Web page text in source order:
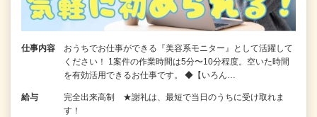
仕事内容
おうちでお仕事ができる『美容系モニター』として活躍して
ください！ 1案件の作業時間は5分〜10分程度。空いた時間
を有効活用できるお仕事です。 ◆【いろん…
給与
完全出来高制 ★謝礼は、最短で当日のうちに受け取れま
す！